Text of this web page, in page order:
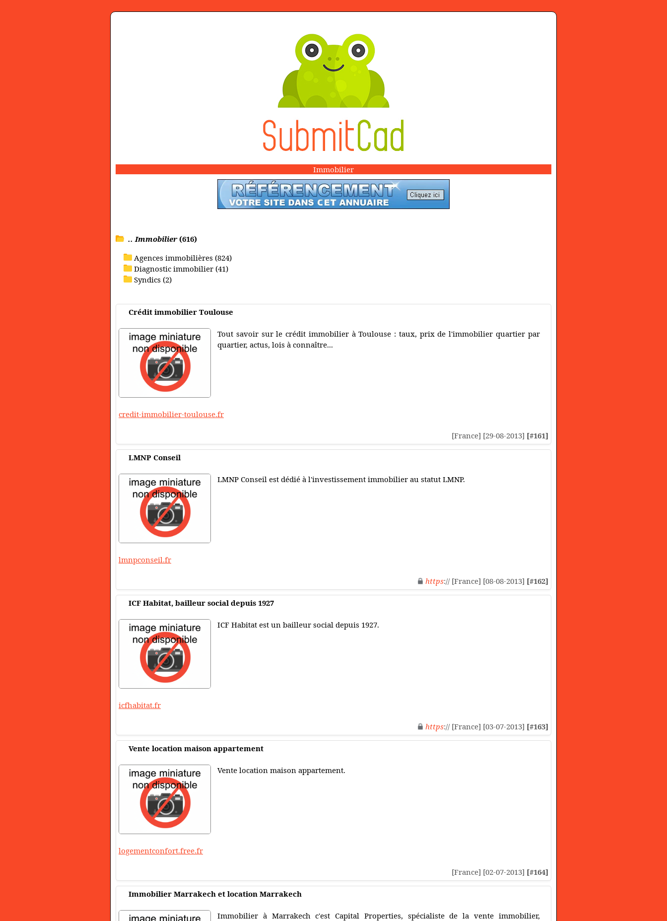
Immobilier
.. Immobilier(616)
Agences immobilières (824)
Diagnostic immobilier (41)
Syndics (2)
Crédit immobilier Toulouse
Tout savoir sur le crédit immobilier à Toulouse : taux, prix de l'immobilier quartier par
quartier, actus, lois à connaître...
credit-immobilier-toulouse.fr
[France] [29-08-2013] [#161]
LMNP Conseil
LMNP Conseil est dédié à l'investissement immobilier au statut LMNP.
lmnpconseil.fr
https:// [France] [08-08-2013] [#162]
ICF Habitat, bailleur social depuis 1927
ICF Habitat est un bailleur social depuis 1927.
icfhabitat.fr
https:// [France] [03-07-2013] [#163]
Vente location maison appartement
Vente location maison appartement.
logementconfort.free.fr
[France] [02-07-2013] [#164]
Immobilier Marrakech et location Marrakech
Immobilier à Marrakech c'est Capital Properties, spécialiste de la vente immobilier,